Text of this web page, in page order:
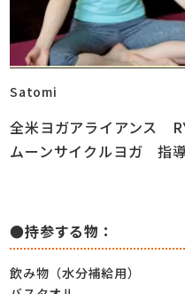
Satomi
全米ヨガアライアンス
ムーンサイクルヨガ指
●持参する物：
飲み物（水分補給用）